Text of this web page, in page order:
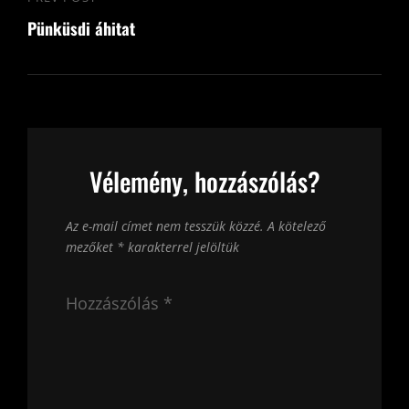
Post
Pünküsdi áhitat
Vélemény, hozzászólás?
Az e-mail címet nem tesszük közzé. A kötelező
mezőket * karakterrel jelöltük
Hozzászólás *